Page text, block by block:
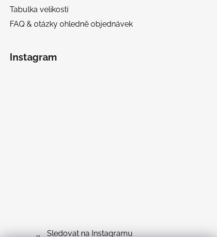
Tabulka velikostí
FAQ & otázky ohledně objednávek
Instagram
Sledovat na Instagramu